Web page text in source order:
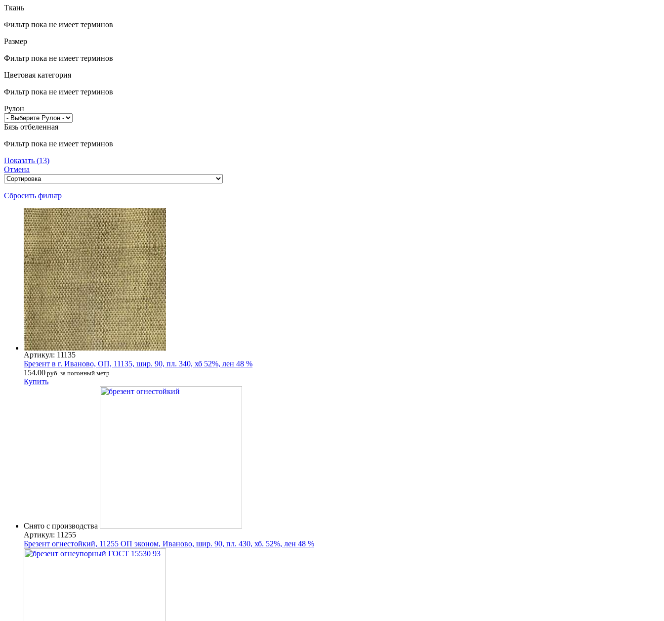
Ткань
Фильтр пока не имеет терминов
Размер
Фильтр пока не имеет терминов
Цветовая категория
Фильтр пока не имеет терминов
Рулон
Бязь отбеленная
Фильтр пока не имеет терминов
Показать (13)
Отмена
Сбросить фильтр
Артикул: 11135
Брезент в г. Иваново, ОП, 11135, шир. 90, пл. 340, хб 52%, лен 48 %
154.00 руб. за погонный метр
Купить
Снято с производства
Артикул: 11255
Брезент огнестойкий, 11255 ОП эконом, Иваново, шир. 90, пл. 430, хб. 52%, лен 48 %